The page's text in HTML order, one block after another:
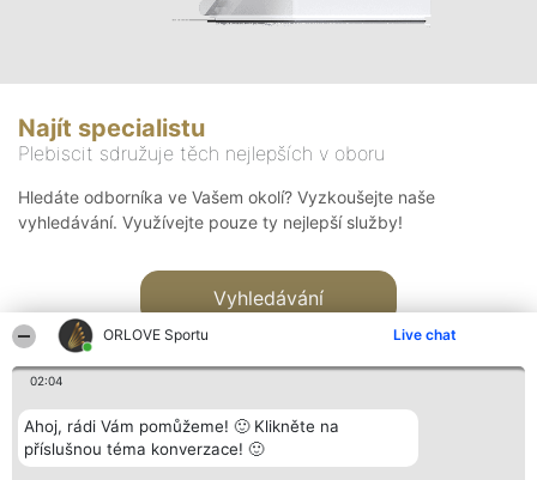
ORLOVE Sportu Live chat
02:04
Ahoj, rádi Vám pomůžeme! 🙂 Klikněte na
příslušnou téma konverzace! 🙂
Najít specialistu
Plebiscit sdružuje těch nejlepších v oboru
Hledáte odborníka ve Vašem okolí? Vyzkoušejte naše
vyhledávání. Využívejte pouze ty nejlepší služby!
Vyhledávání